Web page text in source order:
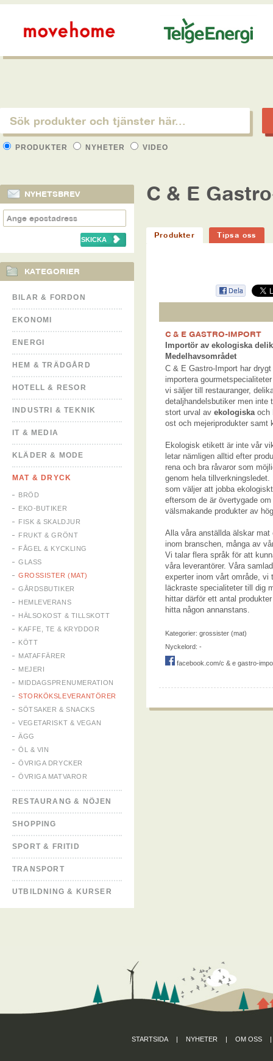
PRODUKTER NYHETER VIDEO
NYHETSBREV
KATEGORIER
BILAR & FORDON
EKONOMI
ENERGI
HEM & TRÄDGÅRD
HOTELL & RESOR
INDUSTRI & TEKNIK
IT & MEDIA
KLÄDER & MODE
MAT & DRYCK
BRÖD
EKO-BUTIKER
FISK & SKALDJUR
FRUKT & GRÖNT
FÅGEL & KYCKLING
GLASS
GROSSISTER (MAT)
GÅRDSBUTIKER
HEMLEVERANS
HÄLSOKOST & TILLSKOTT
KAFFE, TE & KRYDDOR
KÖTT
MATAFFÄRER
MEJERI
MIDDAGSPRENUMERATION
STORKÖKSLEVERANTÖRER
SÖTSAKER & SNACKS
VEGETARISKT & VEGAN
ÄGG
ÖL & VIN
ÖVRIGA DRYCKER
ÖVRIGA MATVAROR
RESTAURANG & NÖJEN
SHOPPING
SPORT & FRITID
TRANSPORT
UTBILDNING & KURSER
C & E
Produkter Tipsa oss
C & E GASTRO-IMPORT
Importör av ekologiska
Medelhavsområdet
C & E Gastro-Import har
importera
vi säljer till restauranger,
detaljhandelsbutiker men inte
stort urval av ekologiskaoch
ost och mejeriprodukter samt
Ekologisk etikett är inte vår
letar nämligen alltid efter
rena och bra råvaror som
genom hela
som väljer att jobba
eftersom de är övertygade
välsmakande produkter av
Alla våra anställda älskar
inom branschen, många av
Vi talar flera språk för att
våra leverantörer. Våra
experter inom vårt område, vi
läckraste specialiteter till dig
hittar därför ett antal
hitta någon annanstans.
Kategorier: grossister (mat)
Nyckelord: -
facebook.com/c & e gastro-
STARTSIDA | NYHETER | OM OSS |